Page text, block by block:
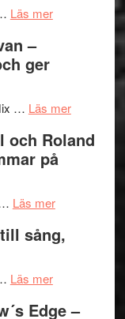
–
och
lättsam
Läs merom
2026
I
Delvis
genrens
terräng
–
ger
… Läs merom
på
och Roland
på
Läs merom
Endre,
Roland
sång,
Läs merom
bjuder
Edge –